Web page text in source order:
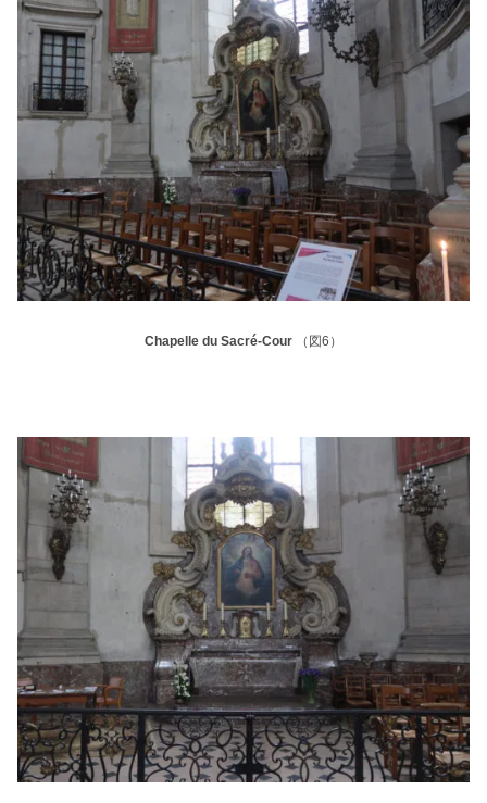
Chapelle du Sacré-Cour （図6）